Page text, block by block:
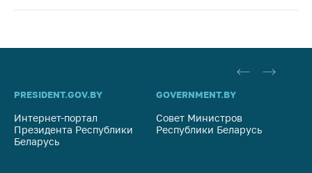
PRESIDENT.GOV.BY
Интернет-портал
Президента Республики
Беларусь
GOVERNMENT.BY
Совет Министров
Республики Беларусь